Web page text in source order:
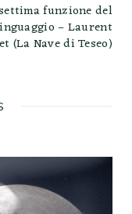
funzione del
– Laurent
(La Nave di Teseo)